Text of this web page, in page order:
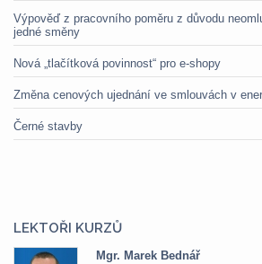
Výpověď z pracovního poměru z důvodu
jedné směny
Nová „tlačítková povinnost“ pro e-shopy
Změna cenových ujednání ve smlouvách v
Černé stavby
LEKTOŘI KURZŮ
Mgr. Marek Bednář